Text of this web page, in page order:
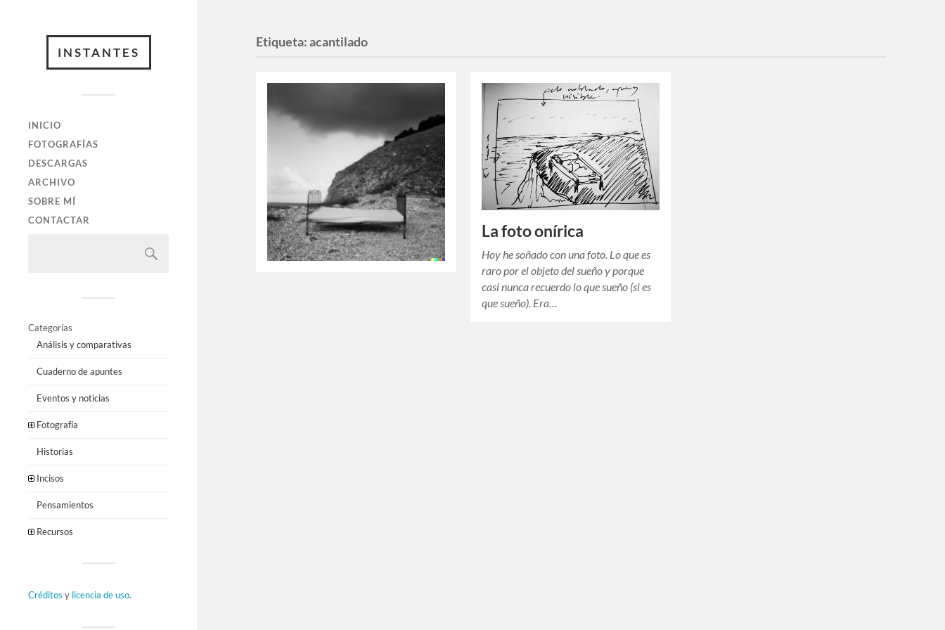
INSTANTES
INICIO
FOTOGRAFÍAS
DESCARGAS
ARCHIVO
SOBRE MÍ
CONTACTAR
Categorías
Análisis y comparativas
Cuaderno de apuntes
Eventos y noticias
Fotografía
Historias
Incisos
Pensamientos
Recursos
Créditos y licencia de uso.
Etiqueta:acantilado
La foto onírica
Hoy he soñado con una foto. Lo que es
raro por el objeto del sueño y porque
casi nunca recuerdo lo que sueño (si es
que sueño). Era…